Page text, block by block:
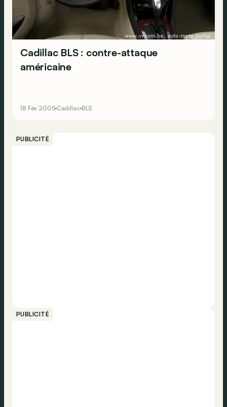
Cadillac BLS : contre-attaque
américaine
18 Fév 2005 Cadillac BLS
PUBLICITÉ
PUBLICITÉ